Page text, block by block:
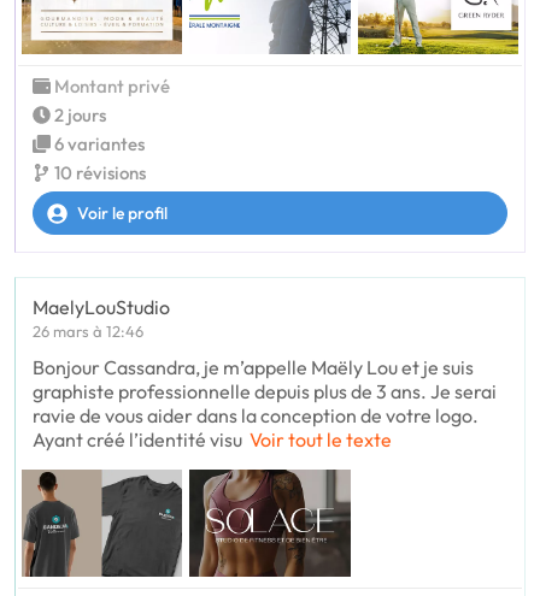
Montant privé
2 jours
6 variantes
10 révisions
Voir le profil
MaelyLouStudio
26 mars à 12:46
Bonjour Cassandra, je m’appelle Maëly Lou et je suis
graphiste professionnelle depuis plus de 3 ans. Je serai
ravie de vous aider dans la conception de votre logo.
Ayant créé l’identité visu Voir tout le texte